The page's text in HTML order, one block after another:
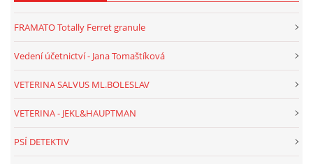
FRAMATO Totally Ferret granule
Vedení účetnictví - Jana Tomaštíková
VETERINA SALVUS ML.BOLESLAV
VETERINA - JEKL&HAUPTMAN
PSÍ DETEKTIV